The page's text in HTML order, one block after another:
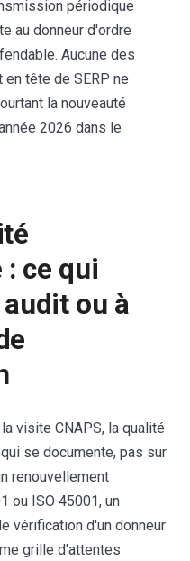
périodique
au donneur d'ordre
Aucune des
tête de SERP ne
la nouveauté
2026 dans le
ce qui
ou à
visite CNAPS, la qualité
se documente, pas sur
renouvellement
ou ISO 45001, un
vérification d'un donneur
grille d'attentes